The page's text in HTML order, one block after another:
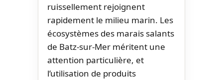
ruissellement rejoignent
rapidement le milieu marin. Les
écosystèmes des marais salants
de Batz-sur-Mer méritent une
attention particulière, et
l’utilisation de produits